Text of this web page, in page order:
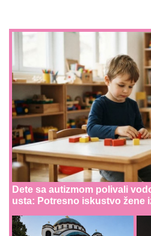
Dete sa autizmom polivali
usta: Potresno iskustvo žene